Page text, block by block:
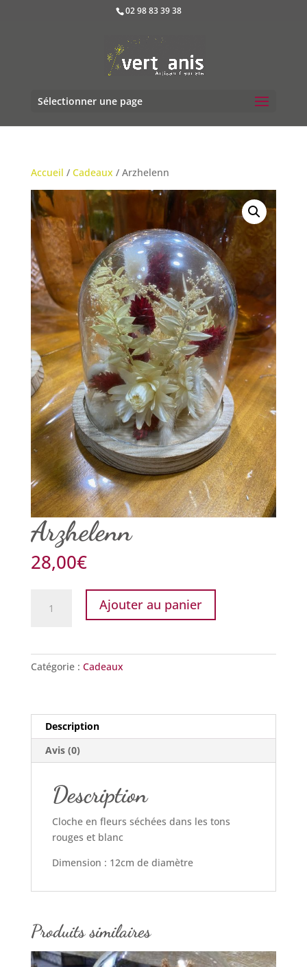
02 98 83 39 38
Sélectionner une page
Accueil / Cadeaux / Arzhelenn
Arzhelenn
28,00€
Ajouter au panier
Catégorie : Cadeaux
Description
Avis (0)
Description
Cloche en fleurs séchées dans les tons
rouges et blanc
Dimension : 12cm de diamètre
Produits similaires